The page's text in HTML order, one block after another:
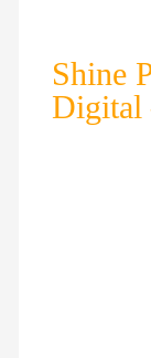
Shine
Digital